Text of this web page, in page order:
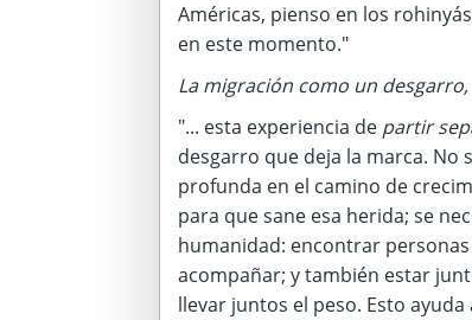
Américas, pienso en los
en este momento."
La migración como un
"... esta experiencia de partir
desgarro que deja la marca.
profunda en el camino de
para que sane esa herida; se
humanidad: encontrar
acompañar; y también estar
llevar juntos el peso. Esto